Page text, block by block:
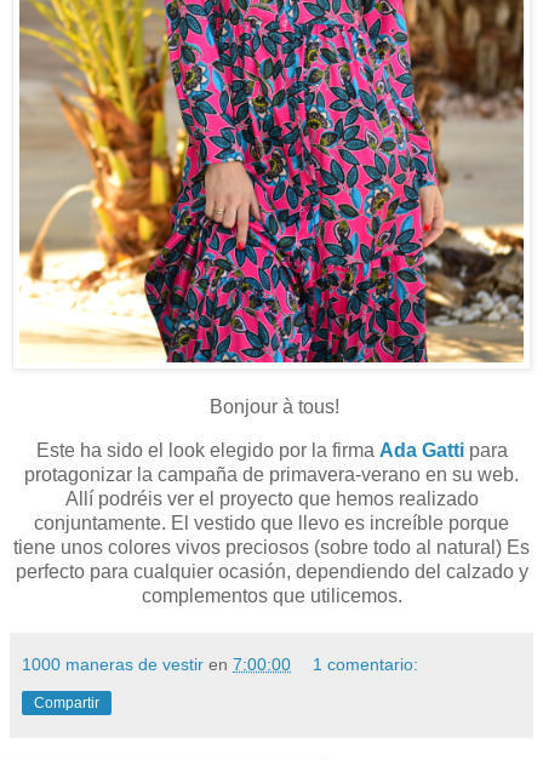
Bonjour à tous!
Este ha sido el look elegido por la firma Ada Gattipara
protagonizar la campaña de primavera-verano en su web.
Allí podréis ver el proyecto que hemos realizado
conjuntamente. El vestido que llevo es increíble porque
tiene unos colores vivos preciosos (sobre todo al natural) Es
perfecto para cualquier ocasión, dependiendo del calzado y
complementos que utilicemos.
1000 maneras de vestir en 7:00:00 1 comentario:
Compartir